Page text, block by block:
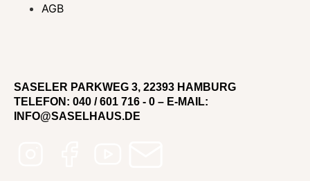
AGB
SASELER PARKWEG 3, 22393 HAMBURG
TELEFON: 040 / 601 716 - 0 – E-MAIL:
INFO@SASELHAUS.DE